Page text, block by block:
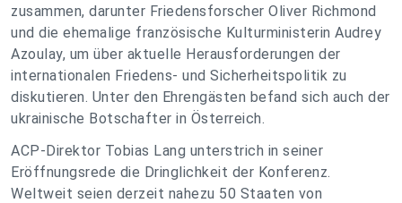
zusammen, darunter Friedensforscher Oliver Richmond
und die ehemalige französische Kulturministerin Audrey
Azoulay, um über aktuelle Herausforderungen der
internationalen Friedens- und Sicherheitspolitik zu
diskutieren. Unter den Ehrengästen befand sich auch der
ukrainische Botschafter in Österreich.
ACP-Direktor Tobias Lang unterstrich in seiner
Eröffnungsrede die Dringlichkeit der Konferenz.
Weltweit seien derzeit nahezu 50 Staaten von